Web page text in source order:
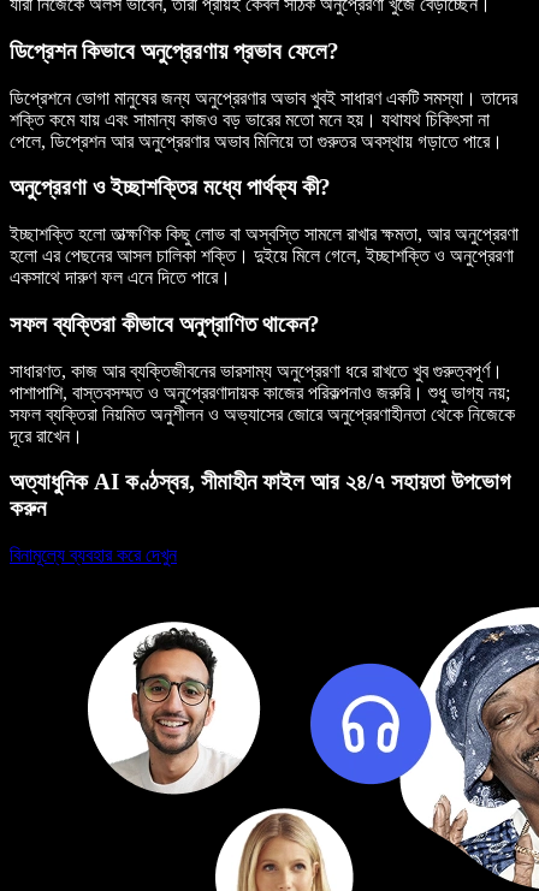
যারা নিজেকে অলস ভাবেন, তারা প্রায়ই কেবল সঠিক অনুপ্রেরণা খুঁজে বেড়াচ্ছেন।
ডিপ্রেশন কিভাবে অনুপ্রেরণায় প্রভাব ফেলে?
ডিপ্রেশনে ভোগা মানুষের জন্য অনুপ্রেরণার অভাব খুবই সাধারণ একটি সমস্যা। তাদের
শক্তি কমে যায় এবং সামান্য কাজও বড় ভারের মতো মনে হয়। যথাযথ চিকিৎসা না
পেলে, ডিপ্রেশন আর অনুপ্রেরণার অভাব মিলিয়ে তা গুরুতর অবস্থায় গড়াতে পারে।
অনুপ্রেরণা ও ইচ্ছাশক্তির মধ্যে পার্থক্য কী?
ইচ্ছাশক্তি হলো তাত্ক্ষণিক কিছু লোভ বা অস্বস্তি সামলে রাখার ক্ষমতা, আর অনুপ্রেরণা
হলো এর পেছনের আসল চালিকা শক্তি। দুইয়ে মিলে গেলে, ইচ্ছাশক্তি ও অনুপ্রেরণা
একসাথে দারুণ ফল এনে দিতে পারে।
সফল ব্যক্তিরা কীভাবে অনুপ্রাণিত থাকেন?
সাধারণত, কাজ আর ব্যক্তিজীবনের ভারসাম্য অনুপ্রেরণা ধরে রাখতে খুব গুরুত্বপূর্ণ।
পাশাপাশি, বাস্তবসম্মত ও অনুপ্রেরণাদায়ক কাজের পরিকল্পনাও জরুরি। শুধু ভাগ্য নয়;
সফল ব্যক্তিরা নিয়মিত অনুশীলন ও অভ্যাসের জোরে অনুপ্রেরণাহীনতা থেকে নিজেকে
দূরে রাখেন।
অত্যাধুনিক AI কণ্ঠস্বর, সীমাহীন ফাইল আর ২৪/৭ সহায়তা উপভোগ
করুন
বিনামূল্যে ব্যবহার করে দেখুন